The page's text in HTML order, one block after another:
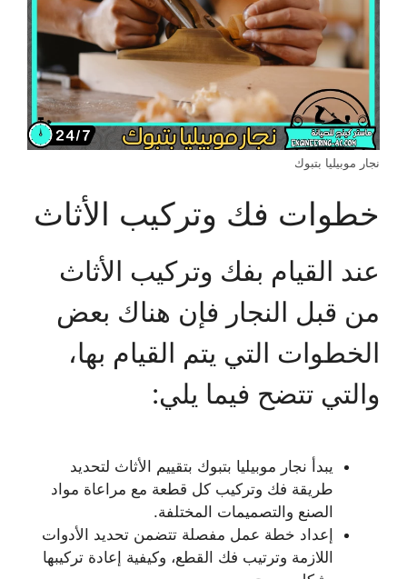
نجار موبيليا بتبوك
خطوات فك وتركيب الأثاث
عند القيام بفك وتركيب الأثاث
من قبل النجار فإن هناك بعض
الخطوات التي يتم القيام بها،
والتي تتضح فيما يلي:
يبدأ نجار موبيليا بتبوك بتقييم الأثاث لتحديد
طريقة فك وتركيب كل قطعة مع مراعاة مواد
الصنع والتصميمات المختلفة.
إعداد خطة عمل مفصلة تتضمن تحديد الأدوات
اللازمة وترتيب فك القطع، وكيفية إعادة تركيبها